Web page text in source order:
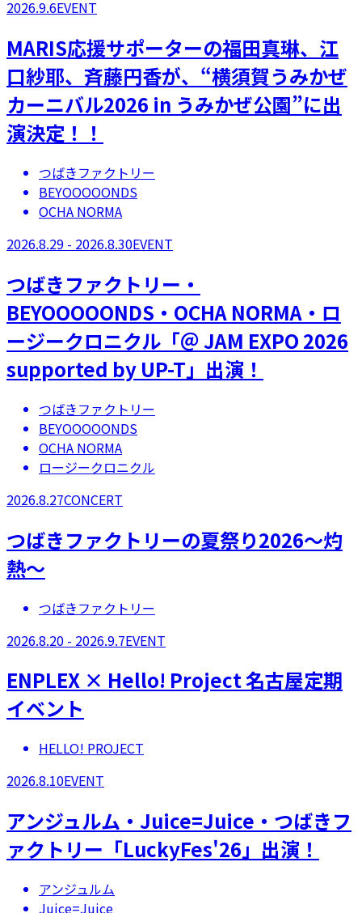
2026.9.6EVENT
MARIS応援サポーターの福田真琳、江
口紗耶、斉藤円香が、“横須賀うみかぜ
カーニバル2026 in うみかぜ公園”に出
演決定！！
つばきファクトリー
BEYOOOOONDS
OCHA NORMA
2026.8.29 - 2026.8.30EVENT
つばきファクトリー・
BEYOOOOONDS・OCHA NORMA・ロ
ージークロニクル「＠ JAM EXPO 2026
supported by UP-T」出演！
つばきファクトリー
BEYOOOOONDS
OCHA NORMA
ロージークロニクル
2026.8.27CONCERT
つばきファクトリーの夏祭り2026～灼
熱～
つばきファクトリー
2026.8.20 - 2026.9.7EVENT
ENPLEX × Hello! Project 名古屋定期
イベント
HELLO! PROJECT
2026.8.10EVENT
アンジュルム・Juice=Juice・つばきフ
ァクトリー「LuckyFes'26」出演！
アンジュルム
Juice=Juice